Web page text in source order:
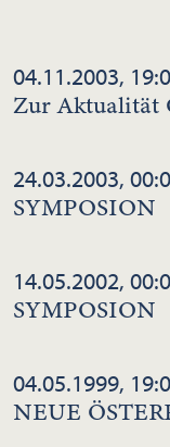
04.11.2003,
Zur Aktualität
24.03.2003,
SYMPOSION
14.05.2002,
SYMPOSION
04.05.1999,
NEUE